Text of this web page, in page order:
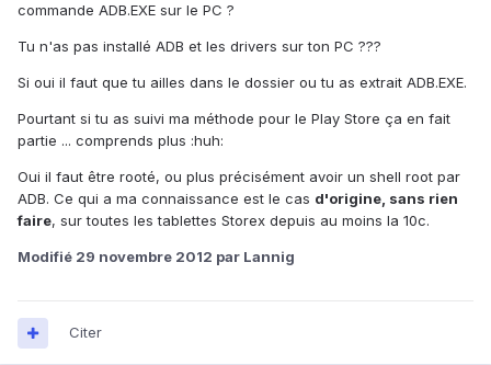
commande ADB.EXE sur le PC ?
Tu n'as pas installé ADB et les drivers sur ton PC ???
Si oui il faut que tu ailles dans le dossier ou tu as extrait ADB.EXE.
Pourtant si tu as suivi ma méthode pour le Play Store ça en fait
partie ... comprends plus :huh:
Oui il faut être rooté, ou plus précisément avoir un shell root par
ADB. Ce qui a ma connaissance est le cas d'origine, sans rien
faire, sur toutes les tablettes Storex depuis au moins la 10c.
Modifié 29 novembre 2012 par Lannig
Citer